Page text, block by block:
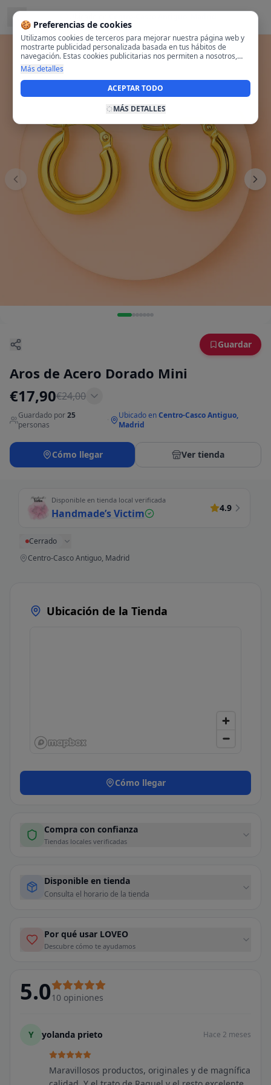
🍪 Preferencias de cookies
Utilizamos cookies de terceros para mejorar nuestra página web y
mostrarte publicidad personalizada basada en tus hábitos de
navegación. Estas cookies publicitarias nos permiten a nosotros,
analizar tu navegación en nuestra página y en internet para
mostrarte anuncios relevantes para ti. Al activarlas, aceptas el uso
de cookies para fines publicitarios y la recopilación y tratamiento de
tus datos de navegación, incluyendo la posible compartición de
Más detalles
ACEPTAR TODO
MÁS DETALLES
Guardar
Aros de Acero Dorado Mini
€17,90€24,00
Guardado por25
personas
Ubicado enCentro-Casco Antiguo,
Madrid
Cómo llegar Ver tienda
Disponible en tienda local verificada
Handmade’s Victim 4.9
Cerrado
Centro-Casco Antiguo, Madrid
Ubicación de la Tienda
Cómo llegar
Compra con confianza
Tiendas locales verificadas
Disponible en tienda
Consulta el horario de la tienda
Por qué usar LOVEO
Descubre cómo te ayudamos
5.010 opiniones
Y yolanda prieto Hace 2 meses
Maravillosos productos, originales y de magnífica